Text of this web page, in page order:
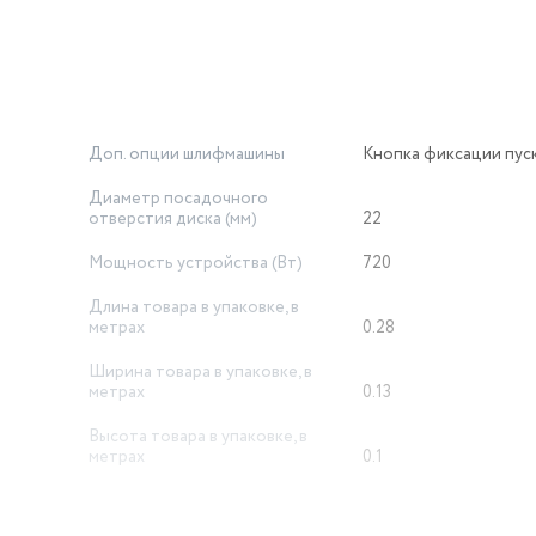
швов и удаления старой краски.
подготовка поверхности.
и домашних мастеров. Если вам нужна болгарка
в себе мощность, надежность и удобство.
а компактность делает её отличной как мини УШМ, так и
Доп. опции шлифмашины
Кнопка фиксации
Диаметр посадочного
отверстия диска (мм)
22
Мощность устройства (Вт)
720
Длина товара в упаковке, в
метрах
0.28
Ширина товара в упаковке, в
метрах
0.13
Высота товара в упаковке, в
метрах
0.1